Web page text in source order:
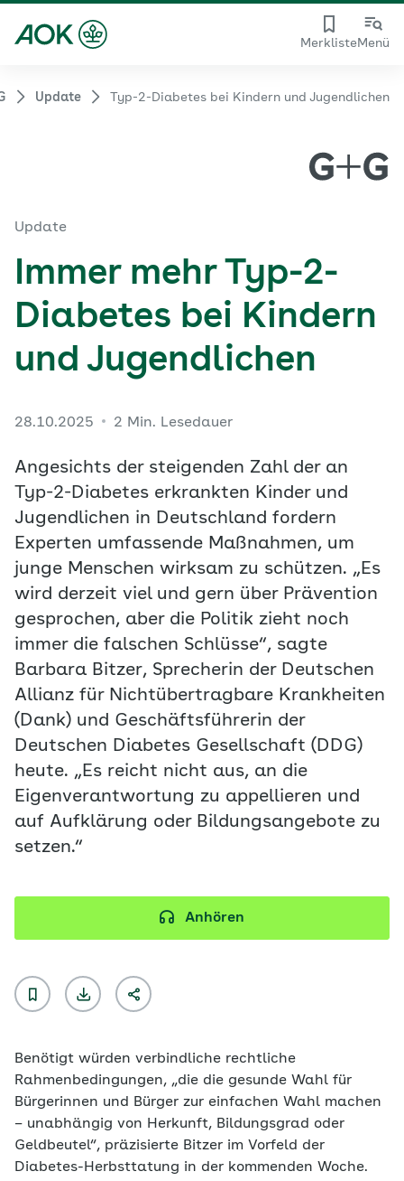
MerklisteMenü
Update Typ-2-Diabetes bei Kindern und Jugendlichen
Update
Immer mehr Typ-2-
Diabetes bei Kindern
und Jugendlichen
28.10.2025 2 Min. Lesedauer
Angesichts der steigenden Zahl der an
Typ-2-Diabetes erkrankten Kinder und
Jugendlichen in Deutschland fordern
Experten umfassende Maßnahmen, um
junge Menschen wirksam zu schützen. „Es
wird derzeit viel und gern über Prävention
gesprochen, aber die Politik zieht noch
immer die falschen Schlüsse“, sagte
Barbara Bitzer, Sprecherin der Deutschen
Allianz für Nichtübertragbare Krankheiten
(Dank) und Geschäftsführerin der
Deutschen Diabetes Gesellschaft (DDG)
heute. „Es reicht nicht aus, an die
Eigenverantwortung zu appellieren und
auf Aufklärung oder Bildungsangebote zu
setzen.“
Anhören
Benötigt würden verbindliche rechtliche
Rahmenbedingungen, „die die gesunde Wahl für
Bürgerinnen und Bürger zur einfachen Wahl machen
– unabhängig von Herkunft, Bildungsgrad oder
Geldbeutel“, präzisierte Bitzer im Vorfeld der
Diabetes-Herbsttatung in der kommenden Woche.